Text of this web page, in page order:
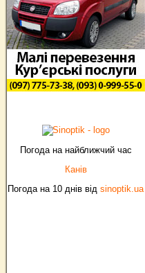
Погода на найближчий час
Канів
Погода на 10 днів відsinoptik.ua